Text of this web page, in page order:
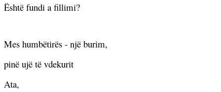
Është fundi a fillimi?
Mes humbëtirës - një burim,
pinë ujë të vdekurit
Ata,